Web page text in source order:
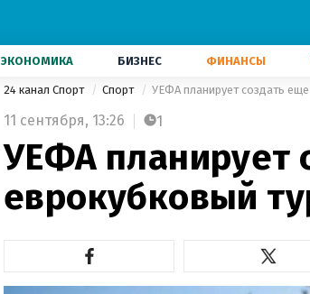
ЭКОНОМИКА БИЗНЕС ФИНАНСЫ
24 канал Спорт Спорт УЕФА планирует создать
11 сентября, 13:26 1
УЕФА планирует
еврокубковый